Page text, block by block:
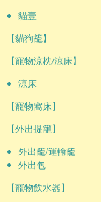
貓壹
【貓狗籠】
【寵物涼枕/涼床】
涼床
【寵物窩床】
【外出提籠】
外出籠/運輸籠
外出包
【寵物飲水器】